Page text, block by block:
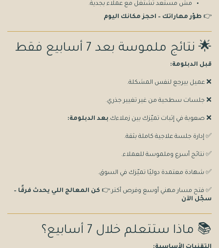
مش مستعد تشتغل مع عملاء بجدية.
👉 طوّر مهاراتك – احجز مكانك اليوم
🌟 نتائج ملموسة بعد 7 أسابيع فقط
قبل الدبلومة:
❌ عميل بيرجع لنفس المشكلة.
❌ جلسات سطحية من غير تغيير جذري.
❌ صعوبة في إثبات تميّزك بين زملاءك.بعد الدبلومة:
✅ إدارة جلسة علاجية كاملة بثقة.
✅ نتائج أسرع وملموسة للعملاء.
✅ شهادة معتمدة دوليًا تميّزك في السوق.
✅ فتح مسار مهني أوسع وفرص أكتر.👉 كن المعالج اللي يحدث فرقًا –
سجّل الآن
📚 ماذا ستتعلم خلال 7 أسابيع؟